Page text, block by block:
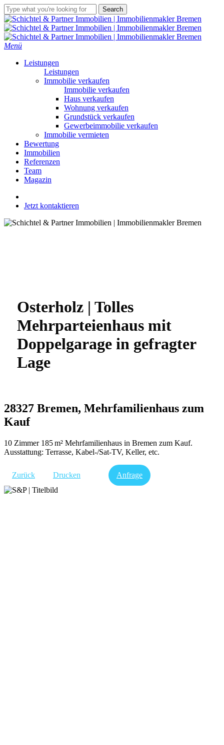
Skip
to
main
content
Search
Close
Search
Menü
Leistungen
Leistungen
Immobilie verkaufen
Immobilie verkaufen
Haus verkaufen
Wohnung verkaufen
Grundstück verkaufen
Gewerbeimmobilie verkaufen
Immobilie vermieten
Bewertung
Immobilien
Referenzen
Team
Magazin
Jetzt kontaktieren
Osterholz | Tolles
Mehrparteienhaus mit
Doppelgarage in gefragter
Lage
28327 Bremen, Mehrfamilienhaus zum
Kauf
10 Zimmer 185 m² Mehrfamilienhaus in Bremen zum Kauf.
Ausstattung: Terrasse, Kabel-/Sat-TV, Keller, etc.
Zurück Drucken Anfrage